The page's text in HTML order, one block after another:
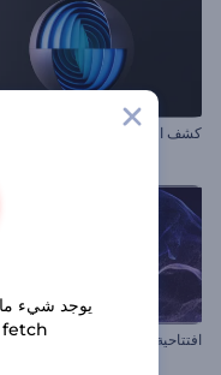
كشف الشعار بالطبقات الكروية
افتتاحية تنين متوهج